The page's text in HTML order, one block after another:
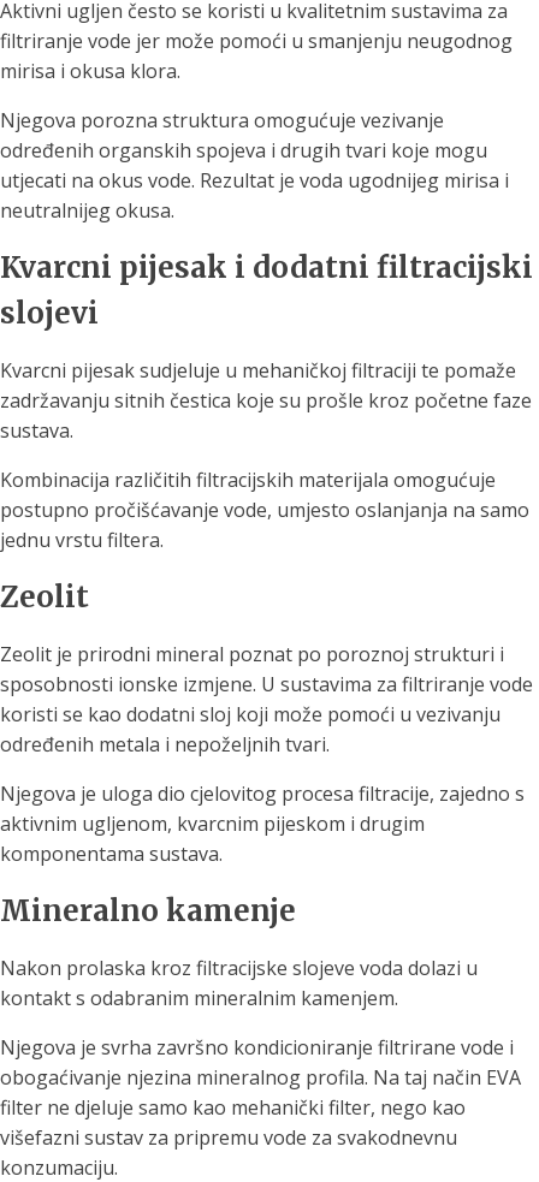
Aktivni ugljen često se koristi u kvalitetnim sustavima za
filtriranje vode jer može pomoći u smanjenju neugodnog
mirisa i okusa klora.
Njegova porozna struktura omogućuje vezivanje
određenih organskih spojeva i drugih tvari koje mogu
utjecati na okus vode. Rezultat je voda ugodnijeg mirisa i
neutralnijeg okusa.
Kvarcni pijesak i dodatni filtracijski
slojevi
Kvarcni pijesak sudjeluje u mehaničkoj filtraciji te pomaže
zadržavanju sitnih čestica koje su prošle kroz početne faze
sustava.
Kombinacija različitih filtracijskih materijala omogućuje
postupno pročišćavanje vode, umjesto oslanjanja na samo
jednu vrstu filtera.
Zeolit
Zeolit je prirodni mineral poznat po poroznoj strukturi i
sposobnosti ionske izmjene. U sustavima za filtriranje vode
koristi se kao dodatni sloj koji može pomoći u vezivanju
određenih metala i nepoželjnih tvari.
Njegova je uloga dio cjelovitog procesa filtracije, zajedno s
aktivnim ugljenom, kvarcnim pijeskom i drugim
komponentama sustava.
Mineralno kamenje
Nakon prolaska kroz filtracijske slojeve voda dolazi u
kontakt s odabranim mineralnim kamenjem.
Njegova je svrha završno kondicioniranje filtrirane vode i
obogaćivanje njezina mineralnog profila. Na taj način EVA
filter ne djeluje samo kao mehanički filter, nego kao
višefazni sustav za pripremu vode za svakodnevnu
konzumaciju.